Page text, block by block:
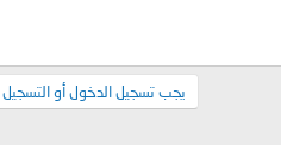
يجب تسجيل الدخول أو